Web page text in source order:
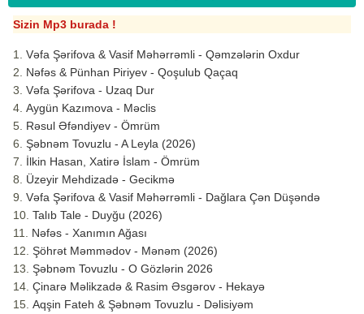
Sizin Mp3 burada !
Vəfa Şərifova & Vasif Məhərrəmli - Qəmzələrin Oxdur
Nəfəs & Pünhan Piriyev - Qoşulub Qaçaq
Vəfa Şərifova - Uzaq Dur
Aygün Kazımova - Məclis
Rəsul Əfəndiyev - Ömrüm
Şəbnəm Tovuzlu - A Leyla (2026)
İlkin Hasan, Xatirə İslam - Ömrüm
Üzeyir Mehdizadə - Gecikmə
Vəfa Şərifova & Vasif Məhərrəmli - Dağlara Çən Düşəndə
Talıb Tale - Duyğu (2026)
Nəfəs - Xanımın Ağası
Şöhrət Məmmədov - Mənəm (2026)
Şəbnəm Tovuzlu - O Gözlərin 2026
Çinarə Məlikzadə & Rasim Əsgərov - Hekayə
Aqşin Fateh & Şəbnəm Tovuzlu - Dəlisiyəm